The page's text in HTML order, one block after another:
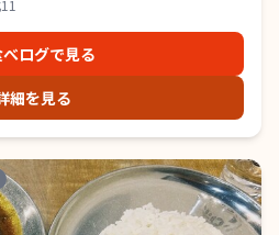
ログで見る
細を見る